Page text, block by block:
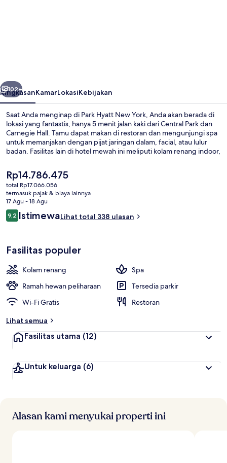
Berikutnya
102+
RingkasanKamarLokasiKebijakan
Saat Anda menginap di Park Hyatt New York, Anda akan berada di
lokasi yang fantastis, hanya 5 menit jalan kaki dari Central Park dan
Carnegie Hall. Tamu dapat makan di restoran dan mengunjungi spa
untuk memanjakan dengan pijat jaringan dalam, facial, atau lulur
badan. Fasilitas lain di hotel mewah ini meliputi kolam renang indoor,
layanan kamar dan staf. Transportasi umum berada tidak jauh:
Stasiun 57 St. - 7 Av hanya beberapa langkah dan Stasiun 57 St.
berjarak 3 menit.
Harga
saat
ini
Rp14.786.475
Rp14.786.475
total Rp17.066.056
termasuk pajak & biaya lainnya
17 Agu - 18 Agu
Ulasan
9,29,2 dari 10
IstimewaLihat total 338 ulasan
Fasilitas populer
Kolam renang
Spa
Ramah hewan peliharaan
Tersedia parkir
Wi-Fi Gratis
Restoran
Lihat semua
Fasilitas utama (12)
Untuk keluarga (6)
Alasan kami menyukai properti ini